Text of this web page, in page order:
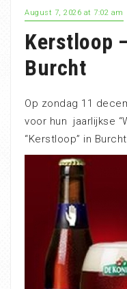
August 7, 2026 at 7:02 am
Kerstloop
Burcht
Op zondag 11
voor hun jaarlijkse
“Kerstloop” in